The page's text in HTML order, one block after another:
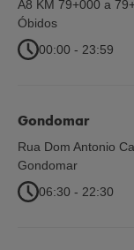
A8 KM 79+000 a
Óbidos
00:00 - 23:59
Gondomar
Rua Dom Antonio
Gondomar
06:30 - 22:30